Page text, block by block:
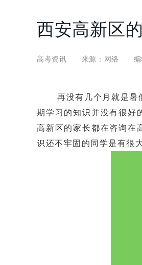
西安高新区
高考资讯 来源：网络
再没有几个月就是暑假
期学习的知识并没有很好
高新区的家长都在咨询在
识还不牢固的同学是有很